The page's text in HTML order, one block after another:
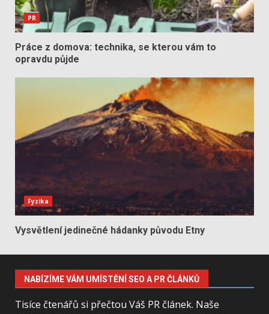
PR
Práce z domova: technika, se kterou vám to
opravdu půjde
Fyzika
Vysvětlení jedinečné hádanky původu Etny
NABÍZÍME VÁM UMÍSTĚNÍ SEO A PR ČLÁNKŮ
Tisíce čtenářů si přečtou Váš PR článek. Naše